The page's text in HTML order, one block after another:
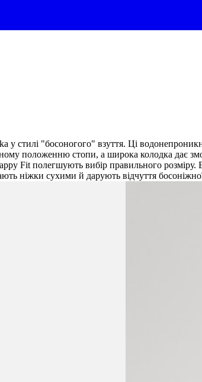
у стилі "босоногого" взуття. Ці
положенню стопи, а широка колодка дає
Fit полегшують вибір правильного розміру.
ніжки сухими й дарують відчуття